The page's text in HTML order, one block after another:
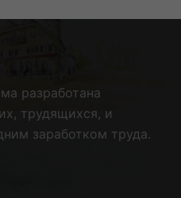
разработана
трудящихся, и
заработком труда.